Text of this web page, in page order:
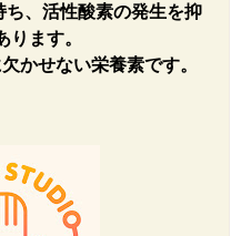
ち、活性酸素の発生を抑
ります。
かせない栄養素です。